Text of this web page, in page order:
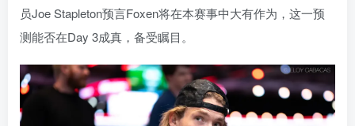
员Joe Stapleton预言Foxen将在本赛事中大有作为，这一预
测能否在Day 3成真，备受瞩目。